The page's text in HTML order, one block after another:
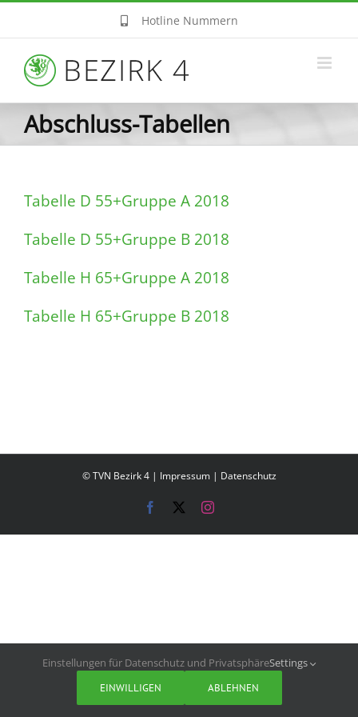
Inhalt
springen
Hotline Nummern
Abschluss-Tabellen
Tabelle D 55+Gruppe A 2018
Tabelle D 55+Gruppe B 2018
Tabelle H 65+Gruppe A 2018
Tabelle H 65+Gruppe B 2018
© TVN Bezirk 4 | Impressum| Datenschutz
Facebook Instagram
Einstellungen für Datenschutz und PrivatsphäreSettings
EINWILLIGEN ABLEHNEN